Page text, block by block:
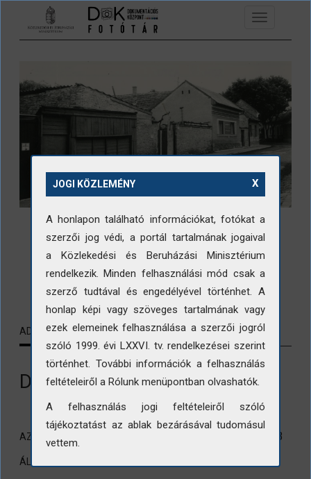
Ugrás a tartalomra
Toggle
navigation
LETÖLTÉS
ADATLAP KAPCSOLÓDÓ TARTALMAK
Debrecen. Sarok utca 8.
AZONOSÍTÓ: DOK/OÉMT/Keletterv/10480/43
ÁLLOMÁNY:
X
JOGI KÖZLEMÉNY
A honlapon található információkat, fotókat a
szerzői jog védi, a portál tartalmának jogaival
a Közlekedési és Beruházási Minisztérium
rendelkezik. Minden felhasználási mód csak a
szerző tudtával és engedélyével történhet. A
honlap képi vagy szöveges tartalmának vagy
ezek elemeinek felhasználása a szerzői jogról
szóló 1999. évi LXXVI. tv. rendelkezései szerint
történhet. További információk a felhasználás
feltételeiről a Rólunk menüpontban olvashatók.
A felhasználás jogi feltételeiről szóló
tájékoztatást az ablak bezárásával tudomásul
vettem.